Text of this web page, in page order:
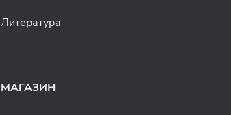
Литература
МАГАЗИН